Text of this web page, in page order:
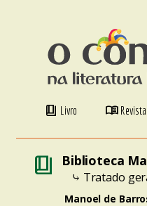
book_4 Livro menu_book Revista
book_4 Biblioteca
⤷ Tratado
Manoel de